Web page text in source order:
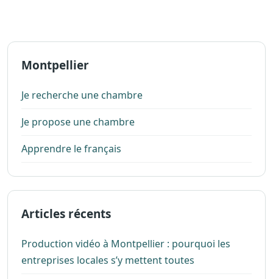
Montpellier
Je recherche une chambre
Je propose une chambre
Apprendre le français
Articles récents
Production vidéo à Montpellier : pourquoi les
entreprises locales s’y mettent toutes